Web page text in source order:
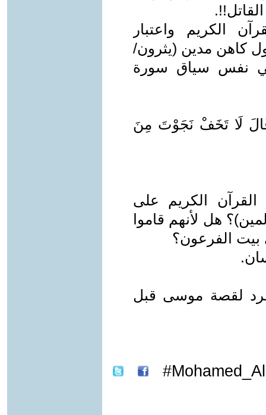
الكريم واعتبار
كاهن مدين (يثرون/
نفس سياق سورة
لَا تَخَفْ نَجَوْتَ مِنَ
الكريم على
هل لأنهم قاموا
بيت الفرعون؟
لقصة موسى قبل